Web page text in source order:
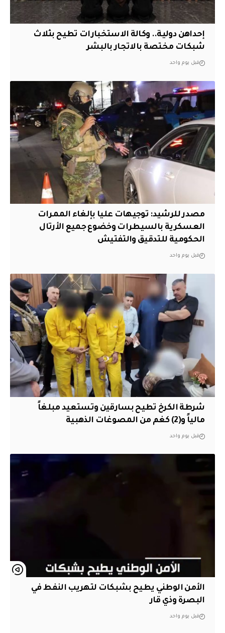
إحداهن دولية.. وكالة الاستخبارات تطيح بثلاث
شبكات مختصة بالاتجار بالبشر
قبل يوم واحد
مصدر للرشيد: توجيهات عليا بإلغاء الممرات
العسكرية بالسيطرات وخضوع جميع الأرتال
الحكومية للتدقيق والتفتيش
قبل يوم واحد
شرطة الكرخ تطيح بسارقين وتستعيد مبلغاً
مالياً و(2) كغم من المصوغات الذهبية
قبل يوم واحد
الأمن الوطني يطيح بشبكات لتهريب النفط في
البصرة وذي قار
قبل يوم واحد